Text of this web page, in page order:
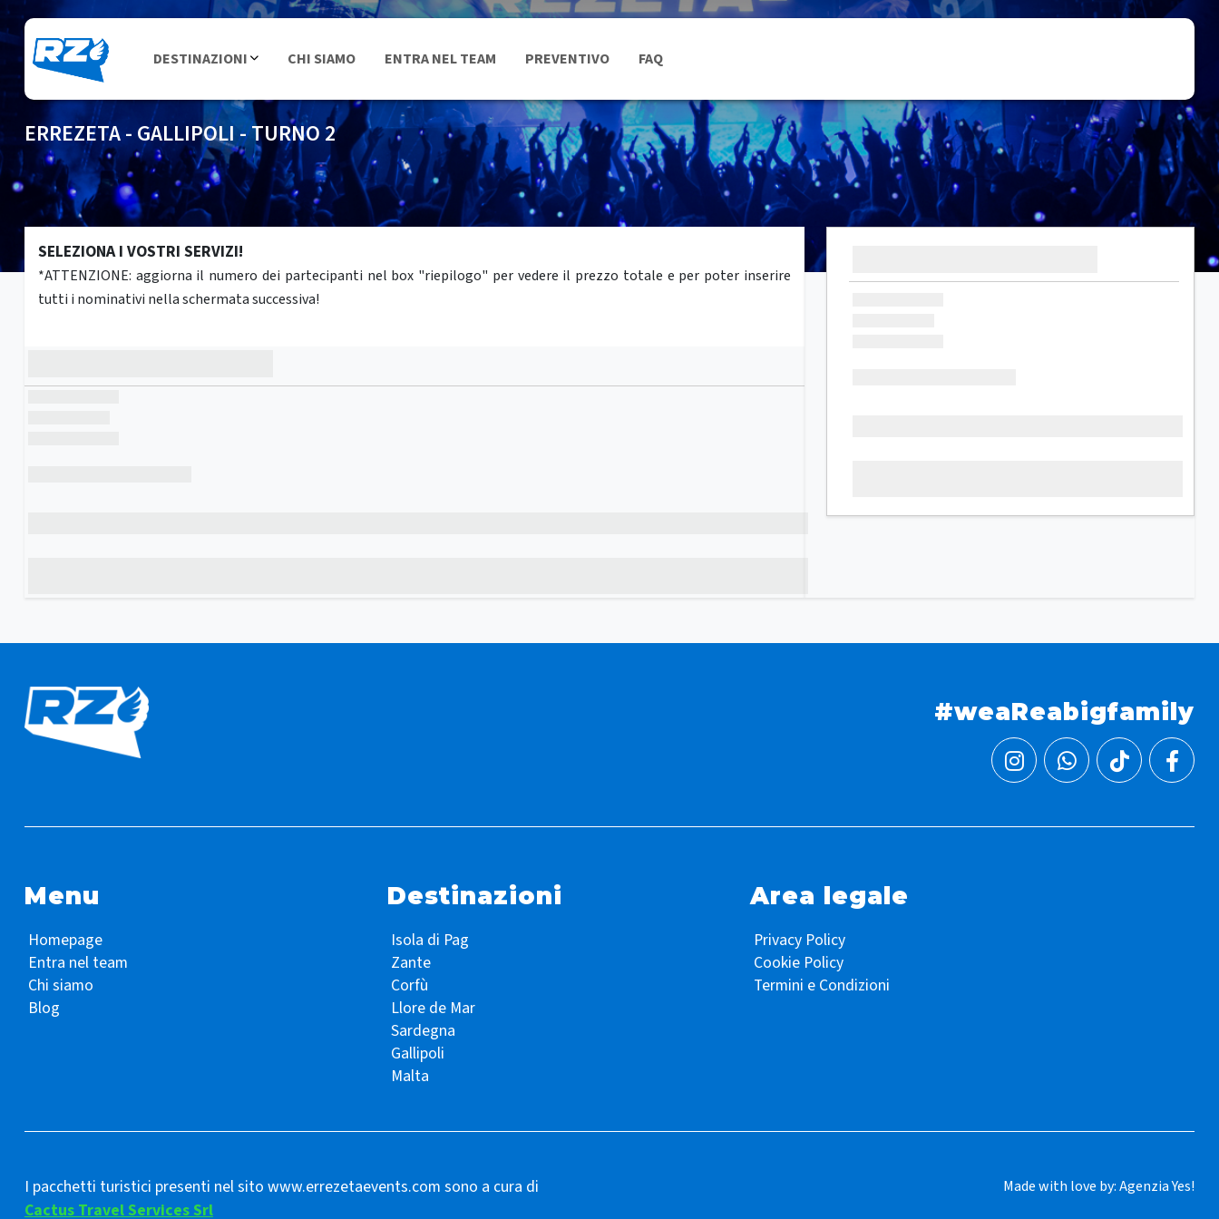
DESTINAZIONI CHI SIAMO ENTRA NEL TEAM PREVENTIVO FAQ
ERREZETA - GALLIPOLI - TURNO 2
SELEZIONA I VOSTRI SERVIZI!
*ATTENZIONE: aggiorna il numero dei partecipanti nel box "riepilogo" per vedere il prezzo totale e per poter inserire
tutti i nominativi nella schermata successiva!
#weaReabigfamily
Menu
Homepage
Entra nel team
Chi siamo
Blog
Destinazioni
Isola di Pag
Zante
Corfù
Llore de Mar
Sardegna
Gallipoli
Malta
Area legale
Privacy Policy
Cookie Policy
Termini e Condizioni
I pacchetti turistici presenti nel sito www.errezetaevents.com sono a cura di
Cactus Travel Services Srl
Made with love by:Agenzia Yes!